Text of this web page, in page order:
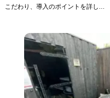
こだわり、導入のポイントを詳し...